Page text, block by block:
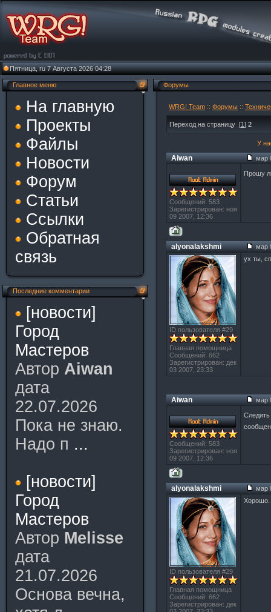
Пятница, ru 7 Августа 2026 04:28
Главное меню
На главную
Проекты
Файлы
Новости
Форум
Статьи
Ссылки
Обратная
связь
Последние комментарии
[новости]
Город
Мастеров
Автор Aiwan
дата
22.07.2026
Пока не знаю.
Надо п ...
[новости]
Город
Мастеров
Автор Melisse
дата
21.07.2026
Основа вечна,
Форумы
WRG! Team :: Форумы ::
Переход на страницу [1] 2
У
Aiwan мар
Сообщений: 583
Зарегистрирован: ноя
09 2007, 12:36
Прошу
alyonalakshmi мар
ID пользователя #29
Главная помощница
Сообщений: 662
Зарегистрирован: дек
03 2007, 23:33
ух ты,
Aiwan мар
Сообщений: 583
Зарегистрирован: ноя
09 2007, 12:36
alyonalakshmi мар
ID пользователя #29
Главная помощница
Сообщений: 662
Зарегистрирован: дек
Хорошо.